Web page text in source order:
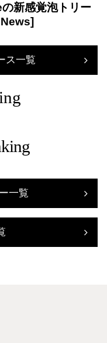
新感覚泡トリー
ス一覧
一覧